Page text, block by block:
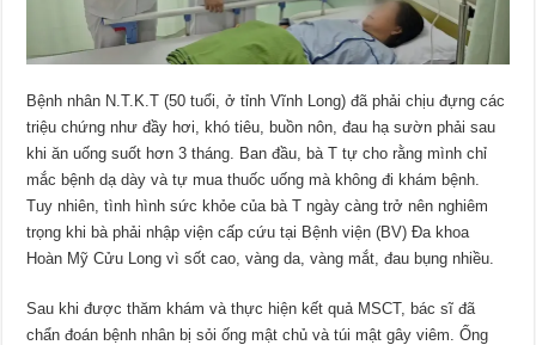
Bệnh nhân N.T.K.T (50 tuổi, ở tỉnh Vĩnh Long) đã phải chịu đựng các
triệu chứng như đầy hơi, khó tiêu, buồn nôn, đau hạ sườn phải sau
khi ăn uống suốt hơn 3 tháng. Ban đầu, bà T tự cho rằng mình chỉ
mắc bệnh dạ dày và tự mua thuốc uống mà không đi khám bệnh.
Tuy nhiên, tình hình sức khỏe của bà T ngày càng trở nên nghiêm
trọng khi bà phải nhập viện cấp cứu tại Bệnh viện (BV) Đa khoa
Hoàn Mỹ Cửu Long vì sốt cao, vàng da, vàng mắt, đau bụng nhiều.
Sau khi được thăm khám và thực hiện kết quả MSCT, bác sĩ đã
chẩn đoán bệnh nhân bị sỏi ống mật chủ và túi mật gây viêm. Ống